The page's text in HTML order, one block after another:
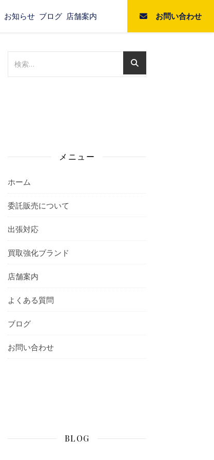
お知らせ ブログ 店舗案内 お問い合わせ
メニュー
ホーム
委託販売について
出張対応
買取強化ブランド
店舗案内
よくある質問
ブログ
お問い合わせ
BLOG